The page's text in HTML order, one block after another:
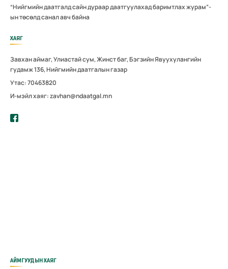
“Нийгмийн даатгалд сайн дураар даатгуулахад баримтлах журам”-
ын төсөлд санал авч байна
ХАЯГ
Завхан аймаг, Улиастай сум, Жинст баг, Бэгзийн Явуухулангийн
гудамж 136, Нийгмийн даатгалын газар
Утас: 70463820
И-мэйл хаяг: zavhan@ndaatgal.mn
АЙМГУУДЫН ХАЯГ